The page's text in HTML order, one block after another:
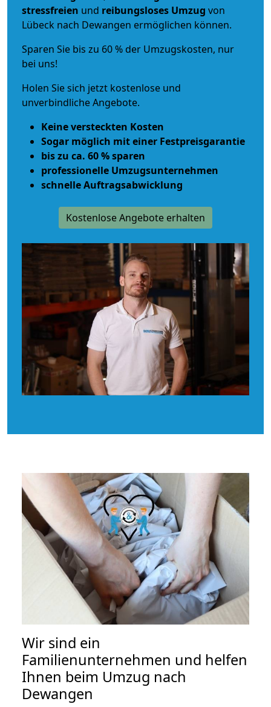
stressfreien und reibungsloses Umzug von
Lübeck nach Dewangen ermöglichen können.
Sparen Sie bis zu 60 % der Umzugskosten, nur
bei uns!
Holen Sie sich jetzt kostenlose und
unverbindliche Angebote.
Keine versteckten Kosten
Sogar möglich mit einer Festpreisgarantie
bis zu ca. 60 % sparen
professionelle Umzugsunternehmen
schnelle Auftragsabwicklung
Kostenlose Angebote erhalten
Wir sind ein
Familienunternehmen und helfen
Ihnen beim Umzug nach
Dewangen